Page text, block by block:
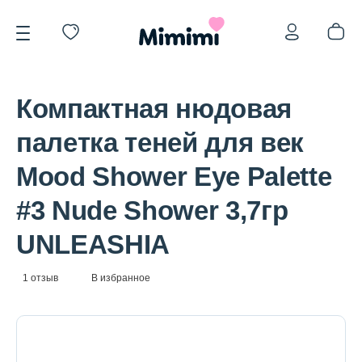
*OVERSTOCK -30%
Уход за лицом
Компактная нюдовая
палетка теней для век
Mood Shower Eye Palette
#3 Nude Shower 3,7гр
UNLEASHIA
1 отзыв В избранное